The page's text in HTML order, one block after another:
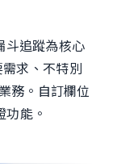
追蹤為核心
求、不特別
務。自訂欄位
能。